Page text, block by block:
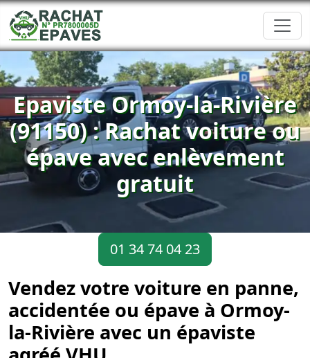
Epaviste Ormoy-la-Rivière
(91150) : Rachat voiture ou
épave avec enlèvement
gratuit
01 34 74 04 23
Vendez votre voiture en panne,
accidentée ou épave à Ormoy-
la-Rivière avec un épaviste